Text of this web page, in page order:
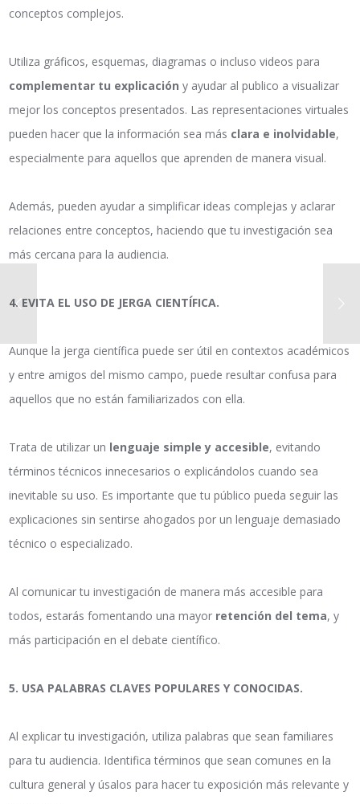
conceptos complejos.
Utiliza gráficos, esquemas, diagramas o incluso videos para
complementar tu explicación y ayudar al publico a visualizar
mejor los conceptos presentados. Las representaciones virtuales
pueden hacer que la información sea más clara e inolvidable,
especialmente para aquellos que aprenden de manera visual.
Además, pueden ayudar a simplificar ideas complejas y aclarar
relaciones entre conceptos, haciendo que tu investigación sea
más cercana para la audiencia.
4. EVITA EL USO DE JERGA CIENTÍFICA.
Aunque la jerga científica puede ser útil en contextos académicos
y entre amigos del mismo campo, puede resultar confusa para
aquellos que no están familiarizados con ella.
Trata de utilizar un lenguaje simple y accesible, evitando
términos técnicos innecesarios o explicándolos cuando sea
inevitable su uso. Es importante que tu público pueda seguir las
explicaciones sin sentirse ahogados por un lenguaje demasiado
técnico o especializado.
Al comunicar tu investigación de manera más accesible para
todos, estarás fomentando una mayor retención del tema, y
más participación en el debate científico.
5. USA PALABRAS CLAVES POPULARES Y CONOCIDAS.
Al explicar tu investigación, utiliza palabras que sean familiares
para tu audiencia. Identifica términos que sean comunes en la
cultura general y úsalos para hacer tu exposición más relevante y